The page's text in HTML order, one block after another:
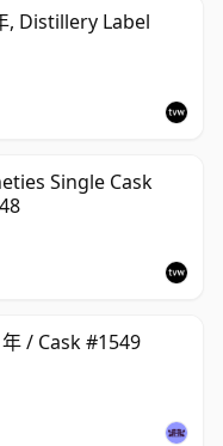
, Distillery Label
Single Cask
/ Cask #1549